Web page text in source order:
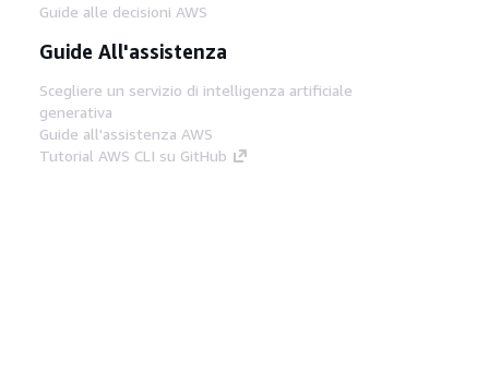
Guide alle decisioni AWS
Guide All'assistenza
Scegliere un servizio di intelligenza artificiale
generativa
Guide all'assistenza AWS
Tutorial AWS CLI su GitHub